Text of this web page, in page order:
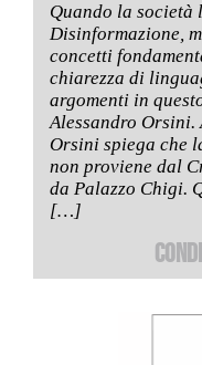
Quando la
Disinformazione,
concetti
chiarezza di
argomenti in
Alessandro Orsini.
Orsini spiega che
non proviene dal
da Palazzo Chigi.
[…]